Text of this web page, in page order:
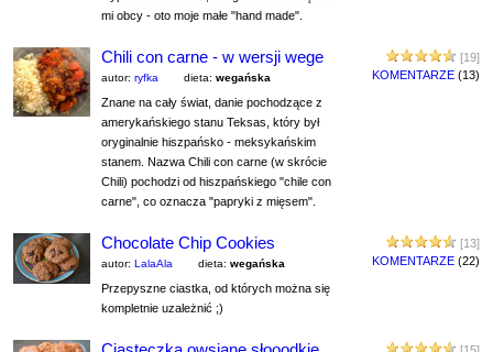
mi obcy - oto moje małe "hand made".
[19]
KOMENTARZE (13)
Chili con carne - w wersji wege
autor: ryfka dieta: wegańska
Znane na cały świat, danie pochodzące z
amerykańskiego stanu Teksas, który był
oryginalnie hiszpańsko - meksykańskim
stanem. Nazwa Chili con carne (w skrócie
Chili) pochodzi od hiszpańskiego "chile con
carne", co oznacza "papryki z mięsem".
[13]
KOMENTARZE (22)
Chocolate Chip Cookies
autor: LalaAla dieta: wegańska
Przepyszne ciastka, od których można się
kompletnie uzależnić ;)